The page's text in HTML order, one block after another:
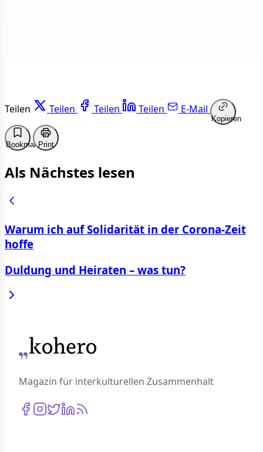
Teilen Teilen Teilen Teilen E-Mail
Kopieren
BookmarkPrint
Als Nächstes lesen
Warum ich auf Solidarität in der Corona-Zeit
hoffe
Duldung und Heiraten – was tun?
Magazin für interkulturellen Zusammenhalt